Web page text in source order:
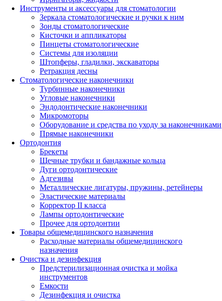
Инструменты и аксессуары для стоматологии
Зеркала стоматологические и ручки к ним
Зонды стоматологические
Кисточки и аппликаторы
Пинцеты стоматологические
Системы для изоляции
Штопферы, гладилки, экскаваторы
Ретракция десны
Стоматологические наконечники
Турбинные наконечники
Угловые наконечники
Эндодонтические наконечники
Микромоторы
Оборудование и средства по уходу за наконечниками
Прямые наконечники
Ортодонтия
Брекеты
Щечные трубки и бандажные кольца
Дуги ортодонтические
Адгезивы
Металлические лигатуры, пружины, ретейнеры
Эластические материалы
Корректор II класса
Лампы ортодонтические
Прочее для ортодонтии
Товары общемедицинского назначения
Расходные материалы общемедицинского
назначения
Очистка и дезинфекция
Предстерилизационная очистка и мойка
инструментов
Емкости
Дезинфекция и очистка